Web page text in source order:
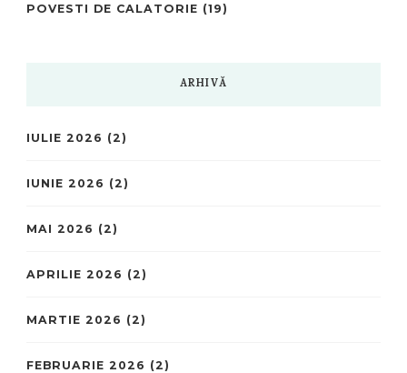
POVESTI DE CALATORIE (19)
ARHIVĂ
IULIE 2026 (2)
IUNIE 2026 (2)
MAI 2026 (2)
APRILIE 2026 (2)
MARTIE 2026 (2)
FEBRUARIE 2026 (2)